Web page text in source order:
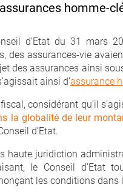
homme-
d’Etat du 31 mars
des assurances-vie
des assurances ainsi
ainsi d’assurance
considérant qu’il
la globalité de leur
d’Etat.
haute juridiction
le Conseil d’Etat
les conditions